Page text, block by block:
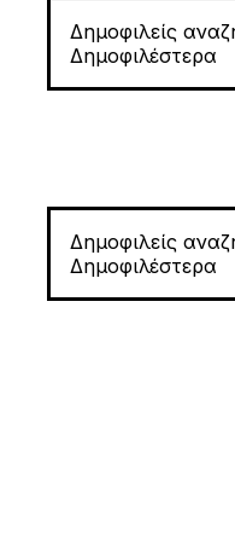
Δημοφιλείς
Δημοφιλέστερα
Δημοφιλείς
Δημοφιλέστερα